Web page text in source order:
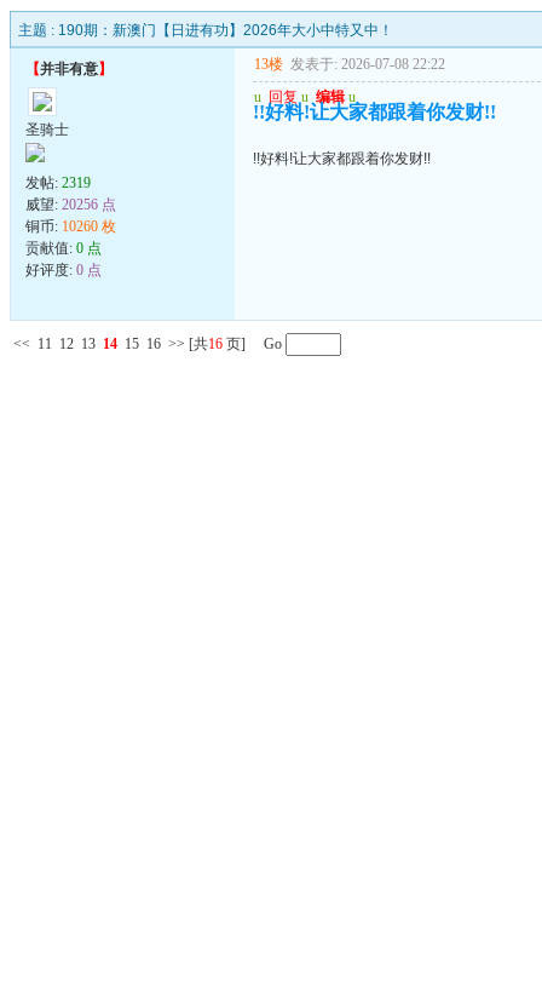
主题 : 190期：新澳门【日进有功】2026年大小中特又中！
【并非有意】
圣骑士
发帖: 2319
威望: 20256 点
铜币: 10260 枚
贡献值: 0 点
好评度: 0 点
13楼 发表于: 2026-07-08 22:22
u 回复 u 编辑 u
!!好料!让大家都跟着你发财!!
!!好料!让大家都跟着你发财!!
<< 11 12 13 14 15 16 >> [共16 页] Go